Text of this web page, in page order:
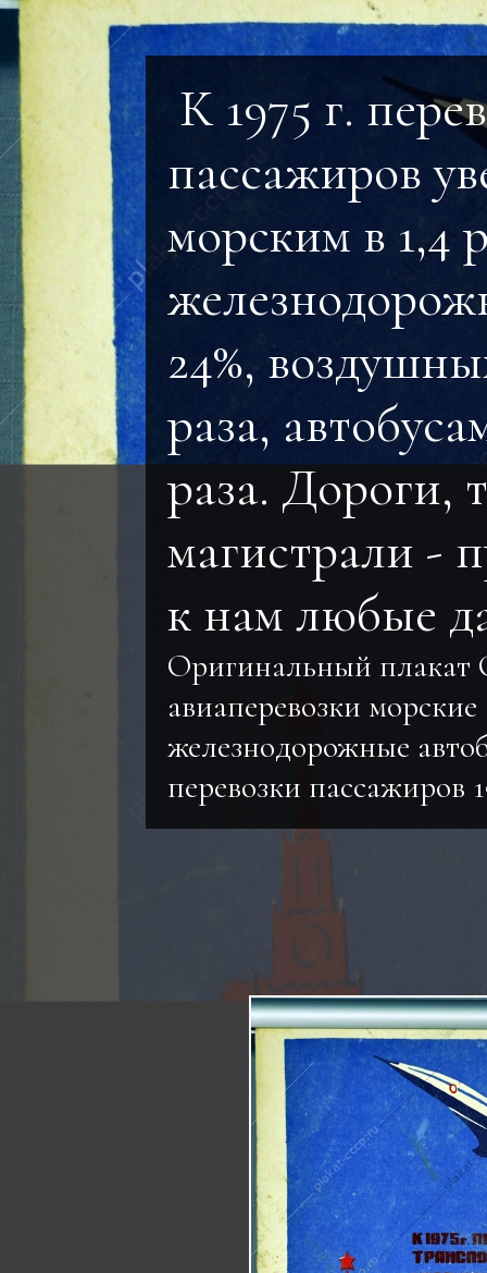
К 1975 г.
пассажиров
морским в 1,4
24%,
раза,
раза. Дороги,
магистрали -
к нам любые
Оригинальный плакат
авиаперевозки морские
железнодорожные
перевозки пассажиров